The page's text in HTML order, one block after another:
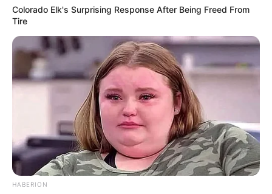
Colorado Elk's Surprising Response After Being Freed From
Tire
HABERION